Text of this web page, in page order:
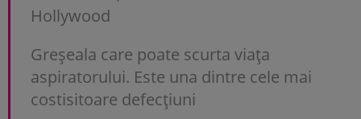
Hollywood
Greșeala care poate scurta viața
aspiratorului. Este una dintre cele mai
costisitoare defecțiuni